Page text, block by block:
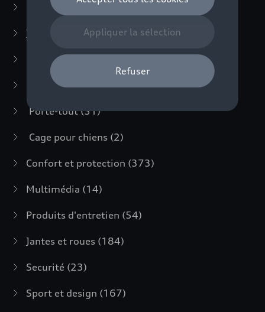
E-mobilité
Transport (94)
Porte-vélos
Coffres de toit et porte-bagages(30)
Porte-tout(51)
Cage pour chiens (2)
Confort et protection (373)
Multimédia (14)
Produits d'entretien (54)
Jantes et roues (184)
Securité (23)
Sport et design (167)